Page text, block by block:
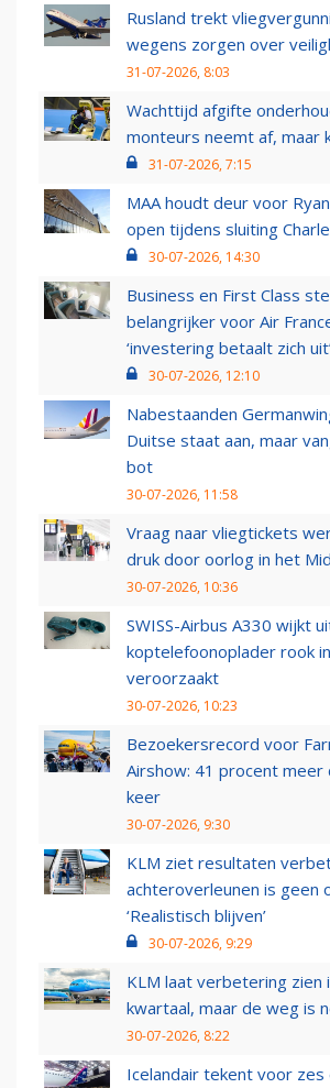
Rusland trekt
wegens zorgen over
31-07-2026, 8:03
Wachttijd afgifte
monteurs neemt af, maar
31-07-2026, 7:15
MAA houdt deur voor
open tijdens sluiting
30-07-2026, 14:30
Business en First Class
belangrijker voor Air
‘investering betaalt zich
30-07-2026, 12:10
Nabestaanden
Duitse staat aan, maar
bot
30-07-2026, 11:58
Vraag naar vliegtickets
druk door oorlog in het
30-07-2026, 10:36
SWISS-Airbus A330 wijkt
koptelefoonoplader rook
veroorzaakt
30-07-2026, 10:23
Bezoekersrecord voor
Airshow: 41 procent meer
keer
30-07-2026, 9:30
KLM ziet resultaten
achteroverleunen is geen
‘Realistisch blijven’
30-07-2026, 9:29
KLM laat verbetering zien
kwartaal, maar de weg is
30-07-2026, 8:22
Icelandair tekent voor zes